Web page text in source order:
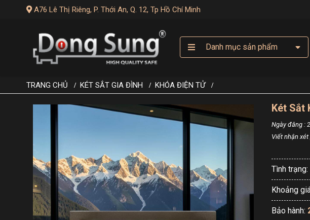
A76 Lê Thị Riêng, P. Thới An, Q. 12, Tp Hồ Chí Minh
Danh mục sản phẩm
TRANG CHỦ KÉT SẮT GIA ĐÌNH KHÓA ĐIỆN TỬ
Két Sắt
Ngày đăng :
Viết nhận xét
Tình trạng:
Khoảng
Bảo hành: